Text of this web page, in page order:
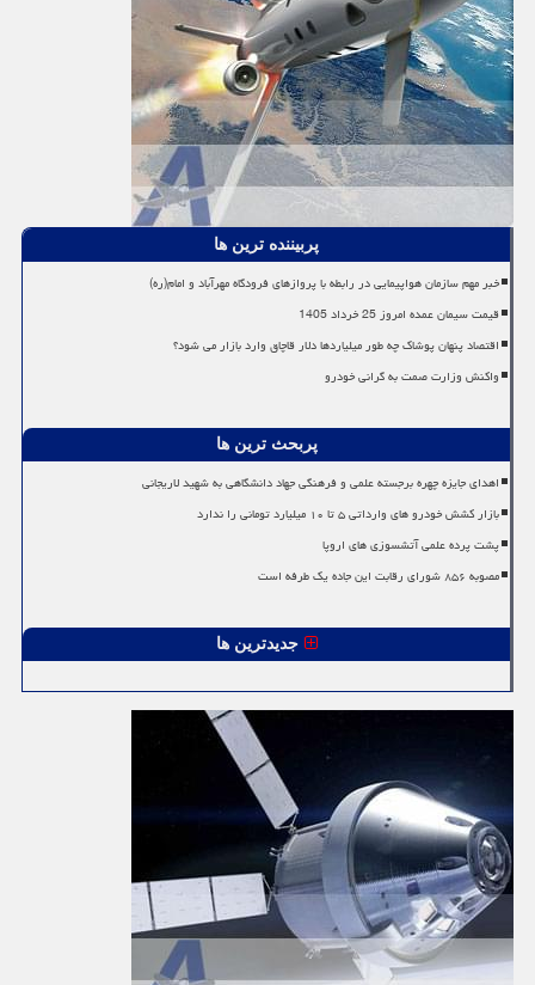
پربیننده ترین ها
خبر مهم سازمان هواپیمایی در رابطه با پروازهای فرودگاه مهرآباد و امام(ره)
قیمت سیمان عمده امروز 25 خرداد 1405
اقتصاد پنهان پوشاک چه طور میلیاردها دلار قاچاق وارد بازار می شود؟
واکنش وزارت صمت به گرانی خودرو
پربحث ترین ها
اهدای جایزه چهره برجسته علمی و فرهنگی جهاد دانشگاهی به شهید لاریجانی
بازار کشش خودرو های وارداتی ۵ تا ۱۰ میلیارد تومانی را ندارد
پشت پرده علمی آتشسوزی های اروپا
مصوبه ۸۵۶ شورای رقابت این جاده یک طرفه است
جدیدترین ها